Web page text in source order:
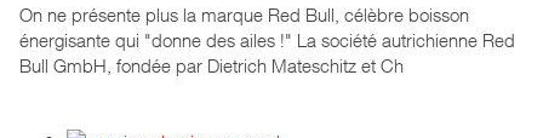
On ne présente plus la marque Red Bull, célèbre boisson
énergisante qui "donne des ailes !" La société autrichienne Red
Bull GmbH, fondée par Dietrich Mateschitz et Ch